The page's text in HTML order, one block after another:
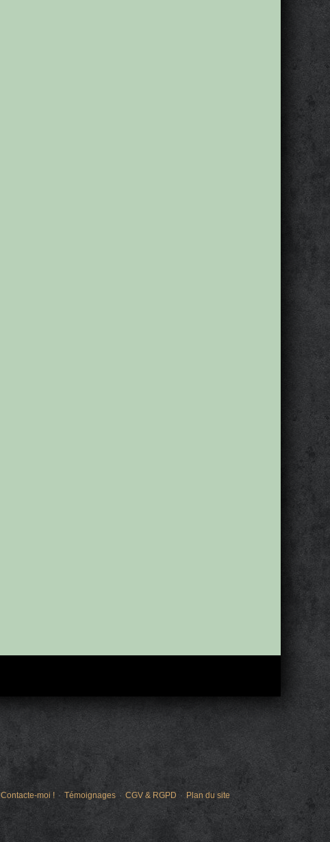
Contacte-moi ! Témoignages CGV & RGPD Plan du site